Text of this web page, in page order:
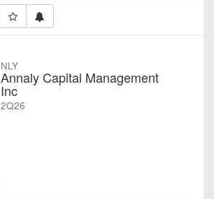
NLY
Annaly Capital Management
Inc
2Q26